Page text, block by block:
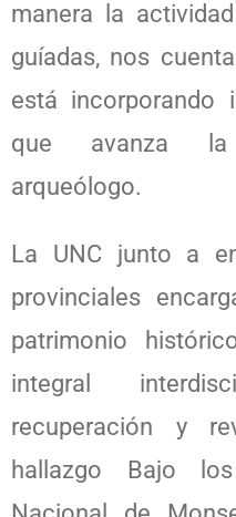
manera la
guíadas, nos
está incorporando
que avanza la
arqueólogo.
La UNC junto a
provinciales
patrimonio
integral
recuperación y
hallazgo Bajo